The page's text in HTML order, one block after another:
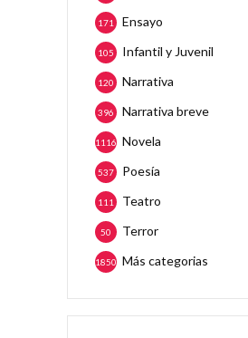
Ensayo
171
Infantil y Juvenil
105
Narrativa
120
Narrativa breve
396
Novela
1116
Poesía
537
Teatro
111
Terror
50
Más categorias
1850